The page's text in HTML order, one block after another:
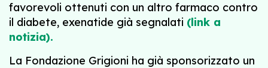
favorevoli ottenuti con un altro farmaco contro
il diabete, exenatide già segnalati (link a
notizia).
La Fondazione Grigioni ha già sponsorizzato un